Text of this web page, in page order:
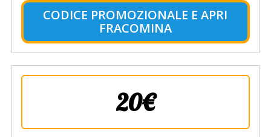
CODICE PROMOZIONALE E APRI
FRACOMINA
20€